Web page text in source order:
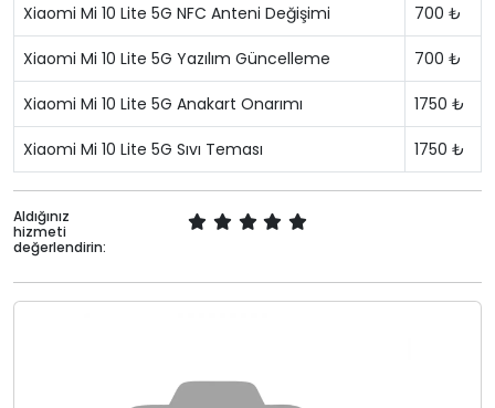
Xiaomi Mi 10 Lite 5G NFC Anteni Değişimi 700 ₺
Xiaomi Mi 10 Lite 5G Yazılım Güncelleme 700 ₺
Xiaomi Mi 10 Lite 5G Anakart Onarımı 1750 ₺
Xiaomi Mi 10 Lite 5G Sıvı Teması 1750 ₺
Aldığınız
hizmeti
değerlendirin: